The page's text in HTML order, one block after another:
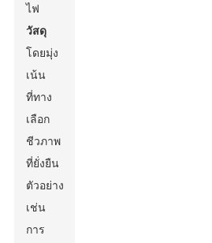
ไฟ
วัสดุ
โดยมุ่ง
เน้น
ที่ทาง
เลือก
ชีวภาพ
ที่ยั่งยืน
ตัวอย่าง
เช่น
การ